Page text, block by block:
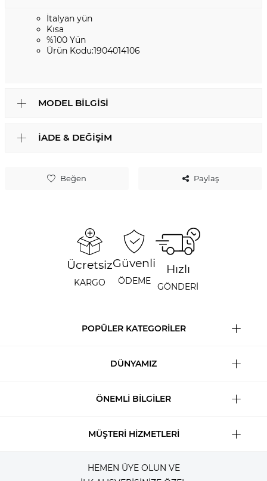
Beğen Paylaş
İtalyan yün
Kısa
%100 Yün
Ürün Kodu:1904014106
MODEL BILGISI
İADE & DEĞIŞIM
Ücretsiz
KARGO
Güvenli
ÖDEME
Hızlı
GÖNDERİ
POPÜLER KATEGORİLER
DÜNYAMIZ
ÖNEMLİ BİLGİLER
MÜŞTERİ HİZMETLERİ
HEMEN ÜYE OLUN VE